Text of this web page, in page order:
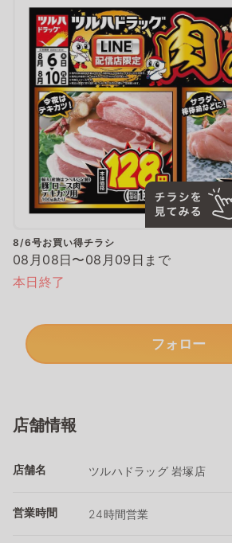
8/6号お買い得チラシ
08月08日〜08月09日まで
本日終了
フォロー
店舗情報
店舗名 ツルハドラッグ 岩塚店
営業時間 24時間営業